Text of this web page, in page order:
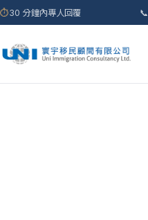
⏱30 分鐘內專人回覆 📞